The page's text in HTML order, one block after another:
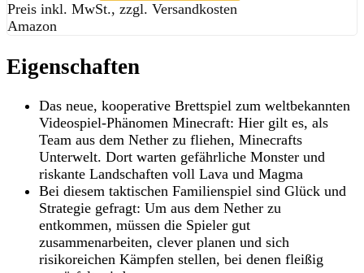
Preis inkl. MwSt., zzgl. Versandkosten
Amazon
Eigenschaften
Das neue, kooperative Brettspiel zum weltbekannten
Videospiel-Phänomen Minecraft: Hier gilt es, als
Team aus dem Nether zu fliehen, Minecrafts
Unterwelt. Dort warten gefährliche Monster und
riskante Landschaften voll Lava und Magma
Bei diesem taktischen Familienspiel sind Glück und
Strategie gefragt: Um aus dem Nether zu
entkommen, müssen die Spieler gut
zusammenarbeiten, clever planen und sich
risikoreichen Kämpfen stellen, bei denen fleißig